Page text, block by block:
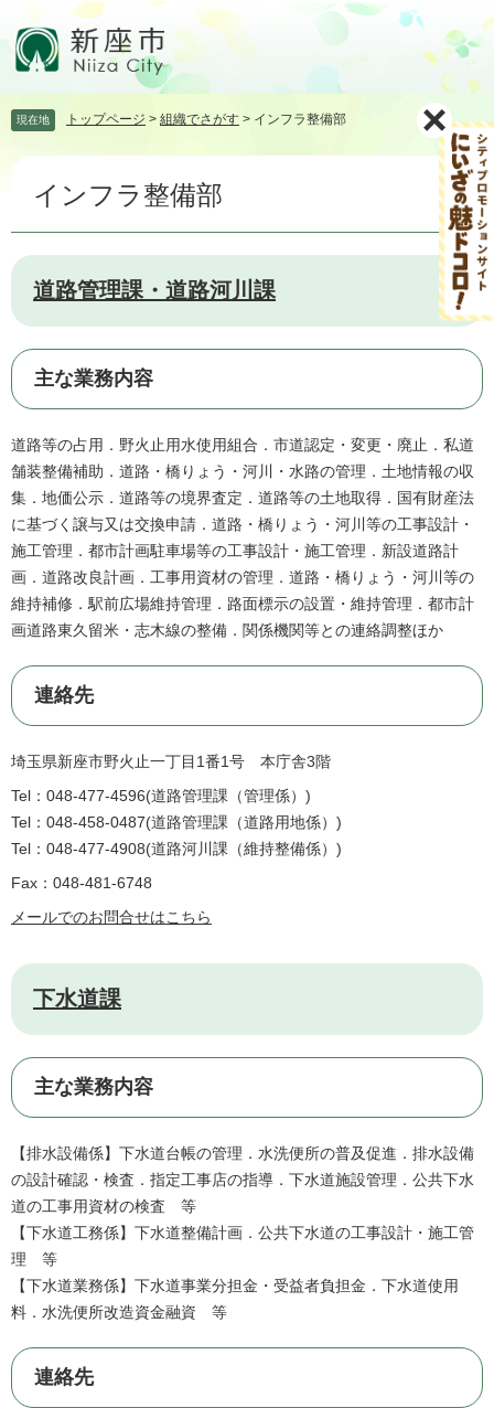
頭飛
へ
現在地 トップページ > 組織でさがす > インフラ整備部
本
インフラ整備部
道路管理課・道路河川課
主な業務内容
道路等の占用．野火止用水使用組合．市道認定・変更・廃止．私道
舗装整備補助．道路・橋りょう・河川・水路の管理．土地情報の収
集．地価公示．道路等の境界査定．道路等の土地取得．国有財産法
に基づく譲与又は交換申請．道路・橋りょう・河川等の工事設計・
施工管理．都市計画駐車場等の工事設計・施工管理．新設道路計
画．道路改良計画．工事用資材の管理．道路・橋りょう・河川等の
維持補修．駅前広場維持管理．路面標示の設置・維持管理．都市計
画道路東久留米・志木線の整備．関係機関等との連絡調整ほか
連絡先
埼玉県新座市野火止一丁目1番1号 本庁舎3階
Tel：048-477-4596 道路管理課（管理係）
Tel：048-458-0487 道路管理課（道路用地係）
Tel：048-477-4908 道路河川課（維持整備係）
Fax：048-481-6748
メールでのお問合せはこちら
下水道課
主な業務内容
【排水設備係】下水道台帳の管理．水洗便所の普及促進．排水設備
の設計確認・検査．指定工事店の指導．下水道施設管理．公共下水
道の工事用資材の検査 等
【下水道工務係】下水道整備計画．公共下水道の工事設計・施工管
理 等
【下水道業務係】下水道事業分担金・受益者負担金．下水道使用
料．水洗便所改造資金融資 等
連絡先